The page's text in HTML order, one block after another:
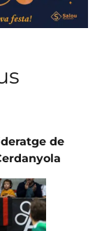
de